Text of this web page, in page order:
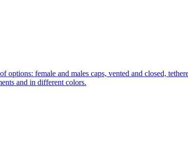
options: female and males caps, vented and closed,
and in different colors.